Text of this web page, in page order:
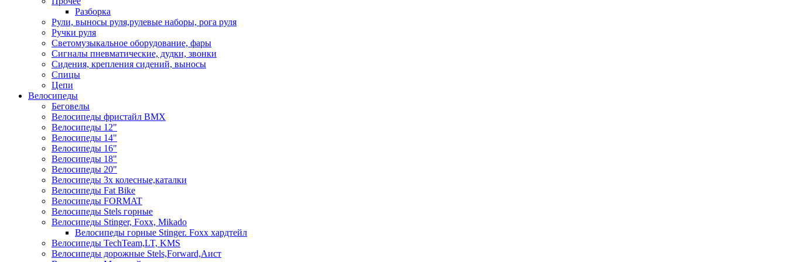
Разборка
Рули, выносы руля,рулевые наборы, рога руля
Ручки руля
Светомузыкальное оборудование, фары
Сигналы пневматические, дудки, звонки
Сидения, крепления сидений, выносы
Спицы
Цепи
Велосипеды
Беговелы
Велосипеды фристайл ВМХ
Велосипеды 12"
Велосипеды 14"
Велосипеды 16"
Велосипеды 18"
Велосипеды 20"
Велосипеды 3х колесные,каталки
Велосипеды Fat Bike
Велосипеды FORMAT
Велосипеды Stels горные
Велосипеды Stinger, Foxx, Mikado
Велосипеды горные Stinger. Foxx хардтейл
Велосипеды TechTeam,LT, KMS
Велосипеды дорожные Stels,Forward,Аист